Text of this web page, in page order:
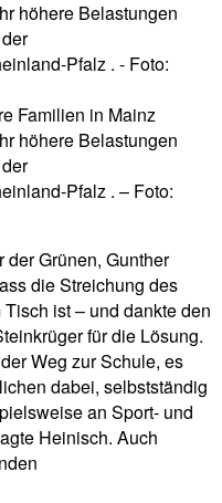
Familien in Mainz
höhere Belastungen
Pfalz . – Foto:
Grünen, Gunther
die Streichung des
ist – und dankte den
für die Lösung.
Weg zur Schule, es
dabei, selbstständig
an Sport- und
Heinisch. Auch